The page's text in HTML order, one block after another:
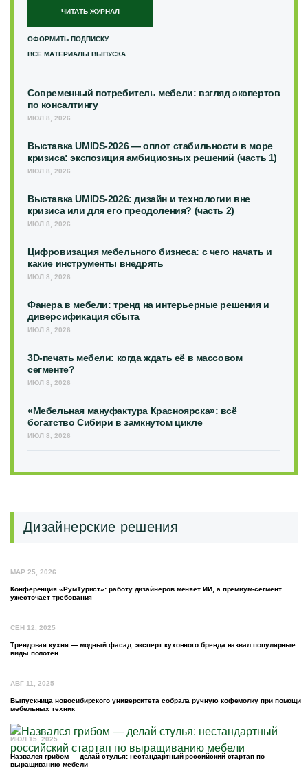
ЧИТАТЬ ЖУРНАЛ
ОФОРМИТЬ ПОДПИСКУ
ВСЕ МАТЕРИАЛЫ ВЫПУСКА
Современный потребитель мебели: взгляд экспертов
по консалтингу
ИЮЛ 8, 2026
Выставка UMIDS-2026 — оплот стабильности в море
кризиса: экспозиция амбициозных решений (часть 1)
ИЮЛ 8, 2026
Выставка UMIDS-2026: дизайн и технологии вне
кризиса или для его преодоления? (часть 2)
ИЮЛ 8, 2026
Цифровизация мебельного бизнеса: с чего начать и
какие инструменты внедрять
ИЮЛ 8, 2026
Фанера в мебели: тренд на интерьерные решения и
диверсификация сбыта
ИЮЛ 8, 2026
3D-печать мебели: когда ждать её в массовом
сегменте?
ИЮЛ 8, 2026
«Мебельная мануфактура Красноярска»: всё
богатство Сибири в замкнутом цикле
ИЮЛ 8, 2026
Дизайнерские решения
МАР 25, 2026
Конференция «РумТурист»: работу дизайнеров меняет ИИ, а премиум-сегмент
ужесточает требования
СЕН 12, 2025
Трендовая кухня — модный фасад: эксперт кухонного бренда назвал популярные
виды полотен
АВГ 11, 2025
Выпускница новосибирского университета собрала ручную кофемолку при помощи
мебельных техник
ИЮЛ 15, 2025
Назвался грибом — делай стулья: нестандартный российский стартап по
выращиванию мебели